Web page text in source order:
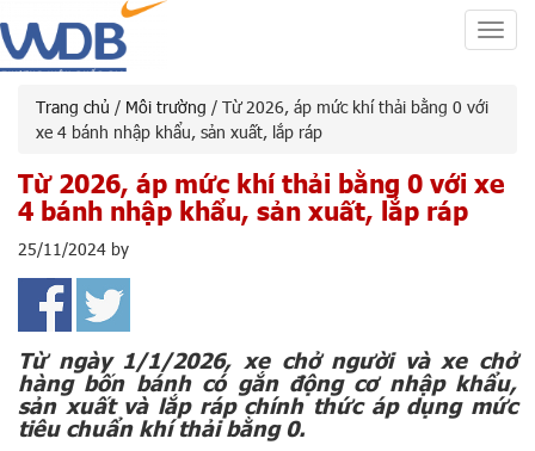
Trang chủ / Môi trường / Từ 2026, áp mức khí thải bằng 0 với
xe 4 bánh nhập khẩu, sản xuất, lắp ráp
Từ 2026, áp mức khí thải bằng 0 với xe
4 bánh nhập khẩu, sản xuất, lắp ráp
25/11/2024 by
Từ ngày 1/1/2026, xe chở người và xe chở
hàng bốn bánh có gắn động cơ nhập khẩu,
sản xuất và lắp ráp chính thức áp dụng mức
tiêu chuẩn khí thải bằng 0.